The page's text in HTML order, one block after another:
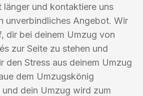
länger und kontaktiere uns
unverbindliches Angebot. Wir
dir bei deinem Umzug von
zur Seite zu stehen und
den Stress aus deinem Umzug
dem Umzugskönig
und dein Umzug wird zum